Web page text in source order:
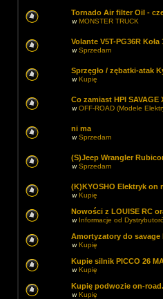
Tornado Air filter Oil -
wMONSTER TRUCK
Volante V5T-PG36R Koła
wSprzedam
Sprzęgło / zębatki-atak
wKupię
Co zamiast HPI SAVAGE
wOFF-ROAD (Modele
ni ma
wSprzedam
(S)Jeep Wrangler
wSprzedam
(K)KYOSHO Elektryk on
wKupię
Nowości z LOUISE RC
w Informacje od
Amortyzatory do savage
wKupię
Kupie silnik PICCO 26
wKupię
Kupię podwozie on-road.
wKupię